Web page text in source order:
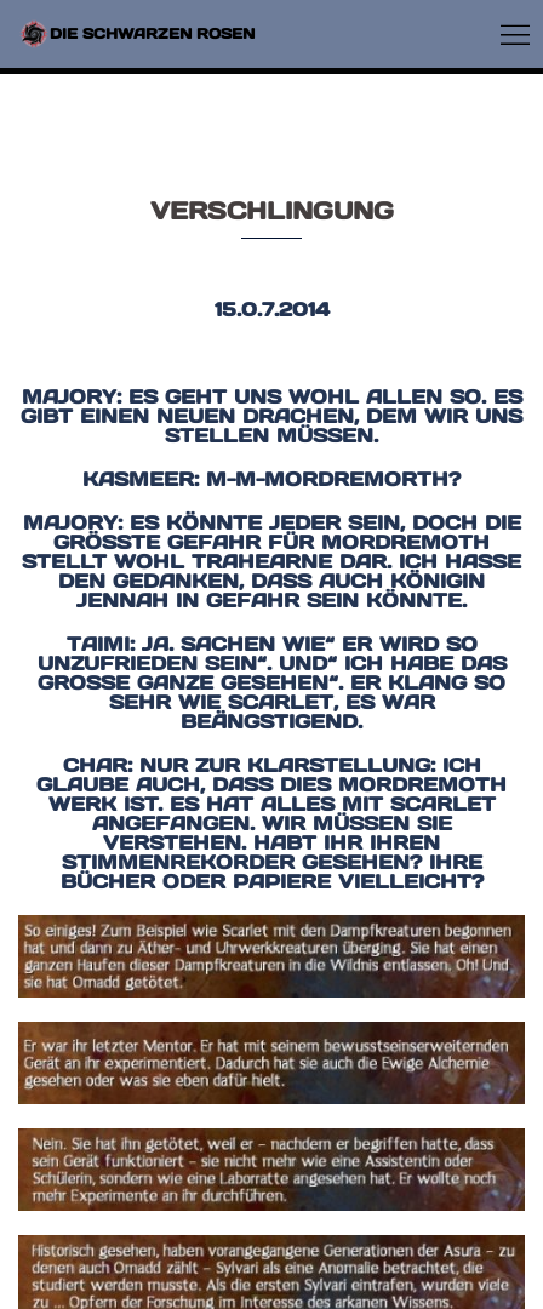
INHALT
SPRINGEN
DIE SCHWARZEN ROSEN
VERSCHLINGUNG
15.0.7.2014
MAJORY: ES GEHT UNS WOHL ALLEN SO. ES
GIBT EINEN NEUEN DRACHEN, DEM WIR UNS
STELLEN MÜSSEN.
KASMEER: M-M-MORDREMORTH?
MAJORY: ES KÖNNTE JEDER SEIN, DOCH DIE
GRÖSSTE GEFAHR FÜR MORDREMOTH S
TELLT WOHL TRAHEARNE DAR. ICH HASSE D
EN GEDANKEN, DASS AUCH KÖNIGIN J
ENNAH IN GEFAHR SEIN KÖNNTE.
TAIMI: JA. SACHEN WIE“ ER WIRD SO
UNZUFRIEDEN SEIN“. UND“ ICH HABE DAS
GROSSE GANZE GESEHEN“. ER KLANG SO S
EHR WIE SCARLET, ES WAR B
EÄNGSTIGEND.
CHAR: NUR ZUR KLARSTELLUNG: ICH
GLAUBE AUCH, DASS DIES MORDREMOTH
WERK IST. ES HAT ALLES MIT SCARLET
ANGEFANGEN. WIR MÜSSEN SIE
VERSTEHEN. HABT IHR IHREN
STIMMENREKORDER GESEHEN? IHRE
BÜCHER ODER PAPIERE VIELLEICHT?